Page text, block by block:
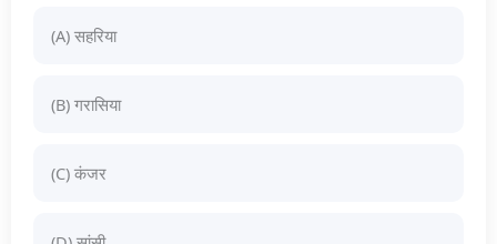
(A) सहरिया
(B) गरासिया
(C) कंजर